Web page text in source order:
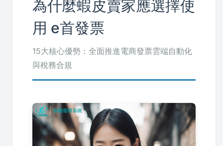
為什麼蝦皮賣家應選擇使
用 e首發票
15大核心優勢：全面推進電商發票雲端自動化
與稅務合規